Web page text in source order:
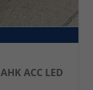
ACC LED